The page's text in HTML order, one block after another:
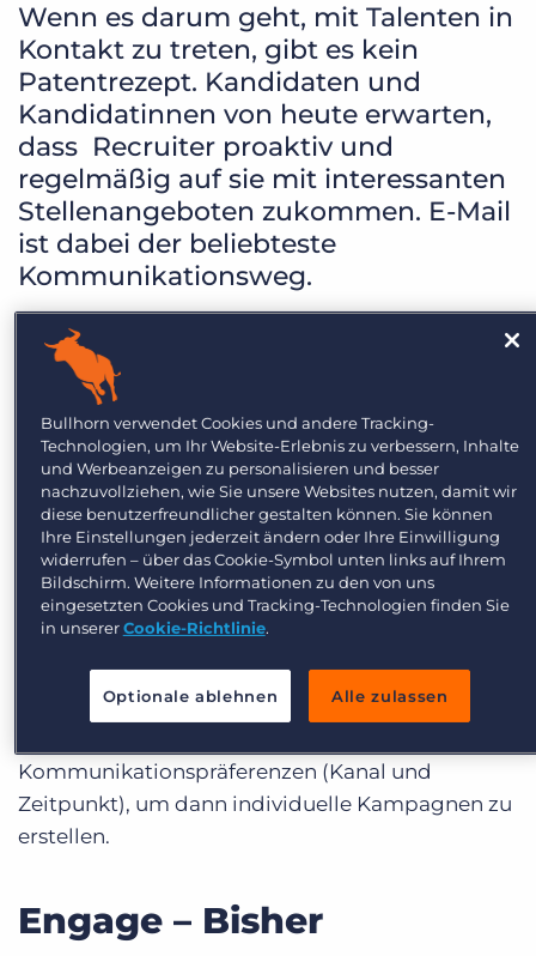
Wenn es darum geht, mit Talenten in
Kontakt zu treten, gibt es kein
Patentrezept. Kandidaten und
Kandidatinnen von heute erwarten,
dass Recruiter proaktiv und
regelmäßig auf sie mit interessanten
Stellenangeboten zukommen. E-Mail
ist dabei der beliebteste
Kommunikationsweg.
Die folgenden Beispiele zeigen, wie
Ihr Team Beziehungen stärken und
so mehr Vermittlungen erreichen
kann.
Engage – Bisher
Aussand von Massen-E-Mails und Nachrichten an
alle Kontakte in Ihrer Datenbank.
Engage – Künftig
Kommunikationspräferenzen (Kanal und
Zeitpunkt), um dann individuelle Kampagnen zu
erstellen.
Engage – Bisher
Bullhorn verwendet Cookies und andere Tracking-
Technologien, um Ihr Website-Erlebnis zu verbessern, Inhalte
und Werbeanzeigen zu personalisieren und besser
nachzuvollziehen, wie Sie unsere Websites nutzen, damit wir
diese benutzerfreundlicher gestalten können. Sie können
Ihre Einstellungen jederzeit ändern oder Ihre Einwilligung
widerrufen – über das Cookie-Symbol unten links auf Ihrem
Bildschirm. Weitere Informationen zu den von uns
eingesetzten Cookies und Tracking-Technologien finden Sie
in unsererCookie-Richtlinie.
Optionale ablehnen Alle zulassen